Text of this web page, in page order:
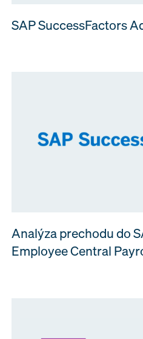
SAP SuccessFactors
Analýza prechodu do
Employee Central